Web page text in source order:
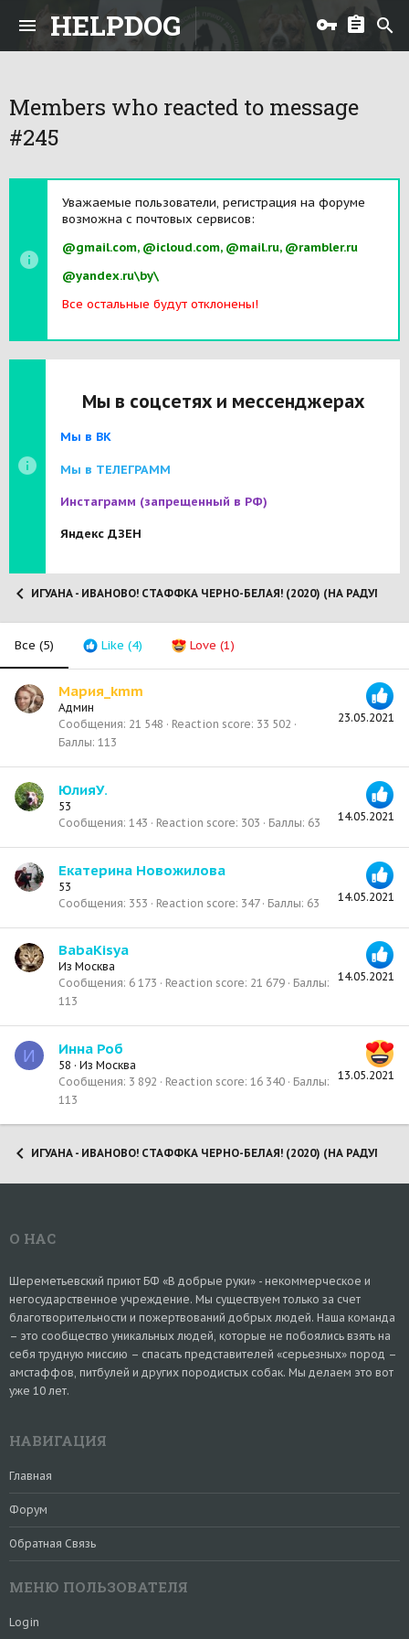
HELPDOG
Members who reacted to message
#245
Уважаемые пользователи, регистрация на форуме
возможна с почтовых сервисов:
@gmail.com, @icloud.com, @mail.ru, @rambler.ru
@yandex.ru\by\
Все остальные будут отклонены!
Мы в соцсетях и мессенджерах
Мы в ВК
Мы в ТЕЛЕГРАММ
Инстаграмм (запрещенный в РФ)
Яндекс ДЗЕН
ИГУАНА - ИВАНОВО! СТАФФКА ЧЕРНО-БЕЛАЯ! (2020) (НА РАДУГЕ
Все (5) Like (4) Love (1)
23.05.2021
Мария_kmm
Админ
Сообщения 21 548 Reaction score 33 502
Баллы 113
14.05.2021
ЮлияУ.
53
Сообщения 143 Reaction score 303 Баллы 63
14.05.2021
Екатерина Новожилова
53
Сообщения 353 Reaction score 347 Баллы 63
14.05.2021
BabaKisya
Из Москва
Сообщения 6 173 Reaction score 21 679
Баллы
113
И
13.05.2021
Инна Роб
58 · Из Москва
Сообщения 3 892 Reaction score 16 340
Баллы
113
ИГУАНА - ИВАНОВО! СТАФФКА ЧЕРНО-БЕЛАЯ! (2020) (НА РАДУГЕ
О НАС
Шереметьевский приют БФ «В добрые руки» - некоммерческое и
негосударственное учреждение. Мы существуем только за счет
благотворительности и пожертвований добрых людей. Наша команда
– это сообщество уникальных людей, которые не побоялись взять на
себя трудную миссию – спасать представителей «серьезных» пород –
амстаффов, питбулей и других породистых собак. Мы делаем это вот
уже 10 лет.
НАВИГАЦИЯ
Главная
Форум
Обратная Связь
МЕНЮ ПОЛЬЗОВАТЕЛЯ
Login